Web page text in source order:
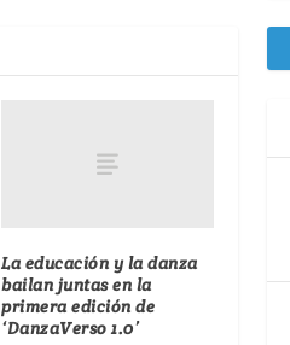
La educación y la danza
bailan juntas en la
primera edición de
‘DanzaVerso 1.0’